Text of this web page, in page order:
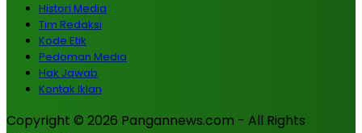
Histori Media
Tim Redaksi
Kode Etik
Pedoman Media
Hak Jawab
Kontak Iklan
Copyright © 2026 Pangannews.com - All Rights